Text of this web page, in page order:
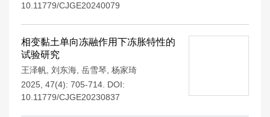
10.11779/CJGE20240079
相变黏土单向冻融作用下冻胀特性的
试验研究
王泽帆 刘东海 岳雪琴 杨家琦
2025, 47(4): 705-714. DOI:
10.11779/CJGE20230837